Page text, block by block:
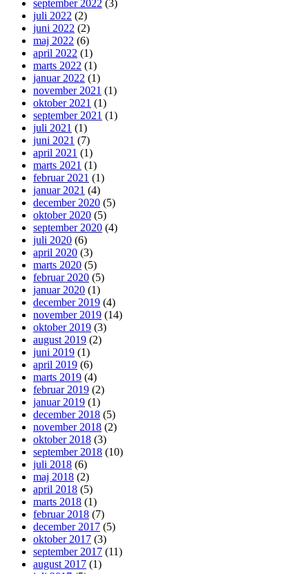
september 2022 (3)
juli 2022 (2)
juni 2022 (2)
maj 2022 (6)
april 2022 (1)
marts 2022 (1)
januar 2022 (1)
november 2021 (1)
oktober 2021 (1)
september 2021 (1)
juli 2021 (1)
juni 2021 (7)
april 2021 (1)
marts 2021 (1)
februar 2021 (1)
januar 2021 (4)
december 2020 (5)
oktober 2020 (5)
september 2020 (4)
juli 2020 (6)
april 2020 (3)
marts 2020 (5)
februar 2020 (5)
januar 2020 (1)
december 2019 (4)
november 2019 (14)
oktober 2019 (3)
august 2019 (2)
juni 2019 (1)
april 2019 (6)
marts 2019 (4)
februar 2019 (2)
januar 2019 (1)
december 2018 (5)
november 2018 (2)
oktober 2018 (3)
september 2018 (10)
juli 2018 (6)
maj 2018 (2)
april 2018 (5)
marts 2018 (1)
februar 2018 (7)
december 2017 (5)
oktober 2017 (3)
september 2017 (11)
august 2017 (1)